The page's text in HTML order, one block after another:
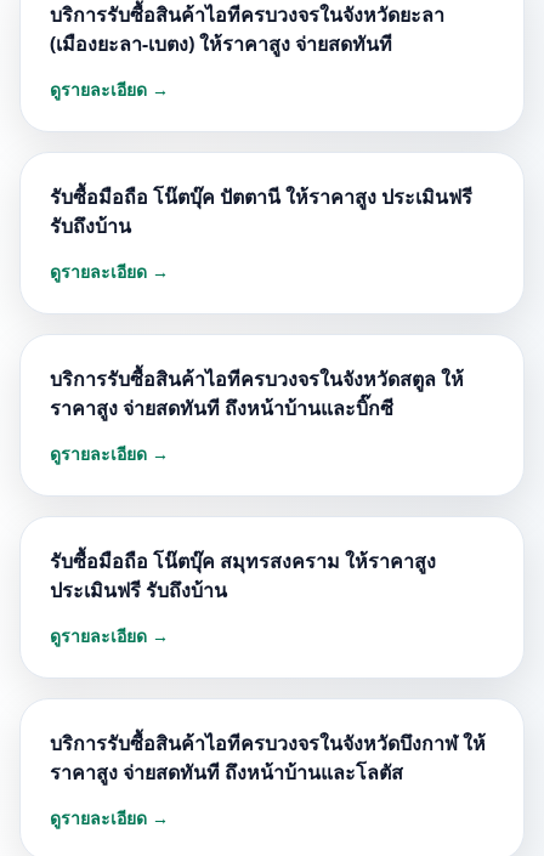
บริการรับซื้อสินค้าไอทีครบวงจรในจังหวัดยะลา
(เมืองยะลา-เบตง) ให้ราคาสูง จ่ายสดทันที
ดูรายละเอียด →
รับซื้อมือถือ โน๊ตบุ๊ค ปัตตานี ให้ราคาสูง ประเมินฟรี
รับถึงบ้าน
ดูรายละเอียด →
บริการรับซื้อสินค้าไอทีครบวงจรในจังหวัดสตูล ให้
ราคาสูง จ่ายสดทันที ถึงหน้าบ้านและบิ๊กซี
ดูรายละเอียด →
รับซื้อมือถือ โน๊ตบุ๊ค สมุทรสงคราม ให้ราคาสูง
ประเมินฟรี รับถึงบ้าน
ดูรายละเอียด →
บริการรับซื้อสินค้าไอทีครบวงจรในจังหวัดบึงกาฬ ให้
ราคาสูง จ่ายสดทันที ถึงหน้าบ้านและโลตัส
ดูรายละเอียด →